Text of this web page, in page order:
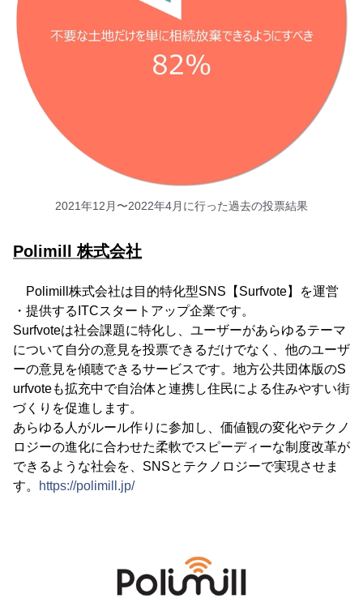
2021年12月〜2022年4月に行った過去の投票結果
Polimill 株式会社
Polimill株式会社は目的特化型SNS【Surfvote】を運営
・提供するITCスタートアップ企業です。
Surfvoteは社会課題に特化し、ユーザーがあらゆるテーマ
について自分の意見を投票できるだけでなく、他のユーザ
ーの意見を傾聴できるサービスです。地方公共団体版のS
urfvoteも拡充中で自治体と連携し住民による住みやすい街
づくりを促進します。
あらゆる人がルール作りに参加し、価値観の変化やテクノ
ロジーの進化に合わせた柔軟でスピーディーな制度改革が
できるような社会を、SNSとテクノロジーで実現させま
す。
https://polimill.jp/